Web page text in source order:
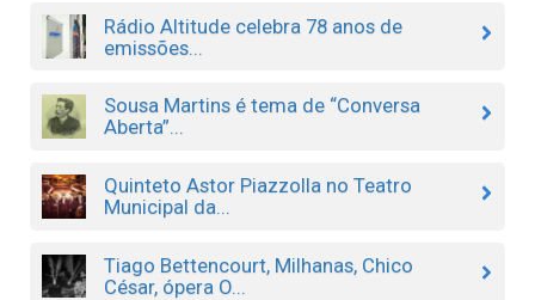
Rádio Altitude celebra 78 anos de
emissões...
Sousa Martins é tema de “Conversa
Aberta”...
Quinteto Astor Piazzolla no Teatro
Municipal da...
Tiago Bettencourt, Milhanas, Chico
César, ópera O...